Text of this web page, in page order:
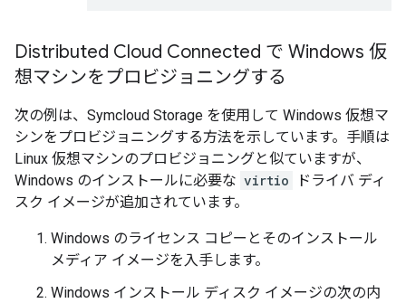
Distributed Cloud Connected で Windows 仮
想マシンをプロビジョニングする
次の例は、Symcloud Storage を使用して Windows 仮想マ
シンをプロビジョニングする方法を示しています。手順は
Linux 仮想マシンのプロビジョニングと似ていますが、
Windows のインストールに必要な virtio
ドライバ ディ
スク イメージが追加されています。
Windows のライセンス コピーとそのインストール
メディア イメージを入手します。
Windows インストール ディスク イメージの次の内